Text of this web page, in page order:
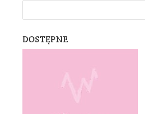
DOSTĘPNE